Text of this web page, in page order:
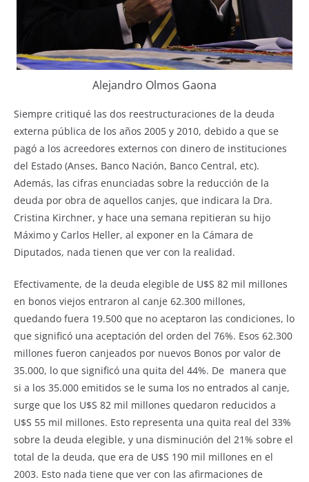
Alejandro Olmos Gaona
Siempre critiqué las dos reestructuraciones de la deuda
externa pública de los años 2005 y 2010, debido a que se
pagó a los acreedores externos con dinero de instituciones
del Estado (Anses, Banco Nación, Banco Central, etc).
Además, las cifras enunciadas sobre la reducción de la
deuda por obra de aquellos canjes, que indicara la Dra.
Cristina Kirchner, y hace una semana repitieran su hijo
Máximo y Carlos Heller, al exponer en la Cámara de
Diputados, nada tienen que ver con la realidad.
Efectivamente, de la deuda elegible de U$S 82 mil millones
en bonos viejos entraron al canje 62.300 millones,
quedando fuera 19.500 que no aceptaron las condiciones, lo
que significó una aceptación del orden del 76%. Esos 62.300
millones fueron canjeados por nuevos Bonos por valor de
35.000, lo que significó una quita del 44%. De manera que
si a los 35.000 emitidos se le suma los no entrados al canje,
surge que los U$S 82 mil millones quedaron reducidos a
U$S 55 mil millones. Esto representa una quita real del 33%
sobre la deuda elegible, y una disminución del 21% sobre el
total de la deuda, que era de U$S 190 mil millones en el
2003. Esto nada tiene que ver con las afirmaciones de